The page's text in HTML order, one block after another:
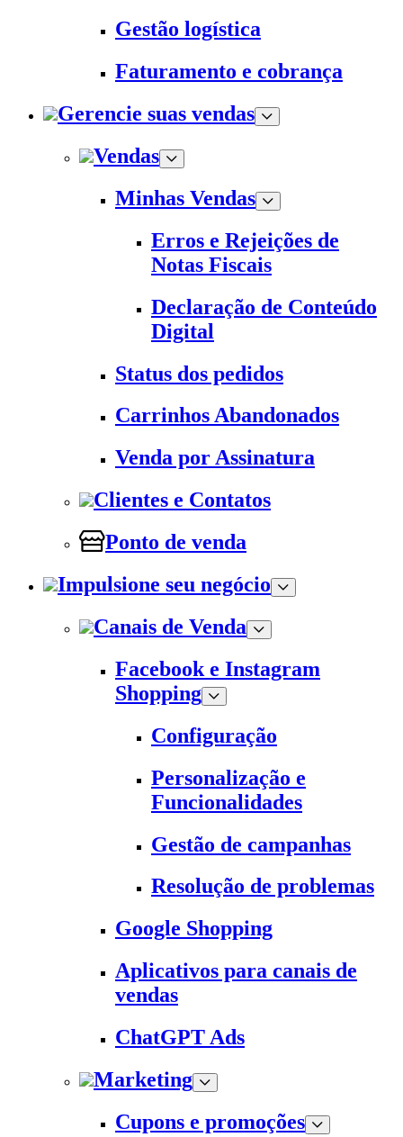
Gestão logística
Faturamento e cobrança
Gerencie suas vendas
Vendas
Minhas Vendas
Erros e Rejeições de
Notas Fiscais
Declaração de Conteúdo
Digital
Status dos pedidos
Carrinhos Abandonados
Venda por Assinatura
Clientes e Contatos
Ponto de venda
Impulsione seu negócio
Canais de Venda
Facebook e Instagram
Shopping
Configuração
Personalização e
Funcionalidades
Gestão de campanhas
Resolução de problemas
Google Shopping
Aplicativos para canais de
vendas
ChatGPT Ads
Marketing
Cupons e promoções